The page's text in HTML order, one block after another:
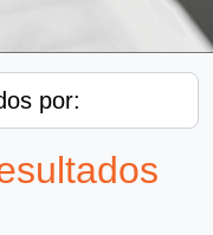
por: